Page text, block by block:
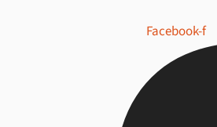
Facebook-f